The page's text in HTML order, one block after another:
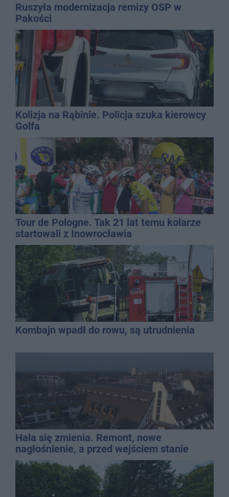
Ruszyła modernizacja remizy OSP w
Pakości
Kolizja na Rąbinie. Policja szuka kierowcy
Golfa
Tour de Pologne. Tak 21 lat temu kolarze
startowali z Inowrocławia
Kombajn wpadł do rowu, są utrudnienia
Hala się zmienia. Remont, nowe
nagłośnienie, a przed wejściem stanie
QEMETICA ARENA